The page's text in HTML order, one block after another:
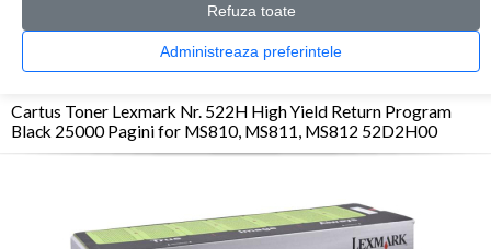
Refuza toate
Administreaza preferintele
0 produs(e)
CATALOG PRODUSE
Consumabile originale > Toner > Cartus Toner Lexmark Nr. 522H High
Cartus Toner Lexmark Nr. 522H High Yield Return Program
Black 25000 Pagini for MS810, MS811, MS812 52D2H00